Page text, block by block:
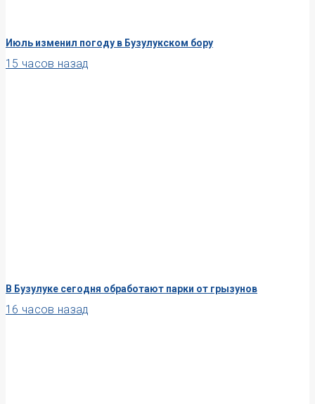
Июль изменил погоду в Бузулукском бору
15 часов назад
В Бузулуке сегодня обработают парки от грызунов
16 часов назад